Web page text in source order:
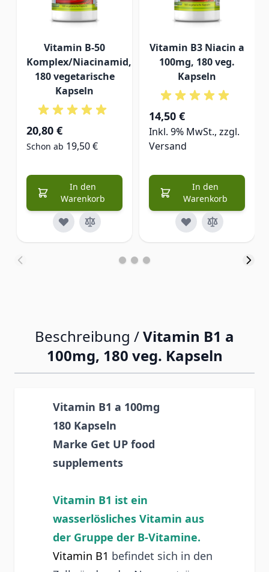
Vitamin B-50
Komplex/Niacinamid,
180 vegetarische
Kapseln
20,80 €
Schon ab 19,50 €
In den
Warenkorb
Vitamin B3 Niacin a
100mg, 180 veg.
Kapseln
14,50 €
Inkl. 9% MwSt., zzgl.
Versand
In den
Warenkorb
Beschreibung /Vitamin B1 a
100mg, 180 veg. Kapseln
Vitamin B1 a 100mg
180 Kapseln
Marke Get UP food
supplements
Vitamin B1 ist ein
wasserlösliches Vitamin aus
der Gruppe der B-Vitamine.
Vitamin B1 befindet sich in den